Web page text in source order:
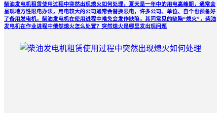
柴油发电机租赁使用过程中突然出现熄火如何处理，夏天是一年中的用电高峰期，通常会
呈现地方性限电办法，用电较大的公司通常会替换限电，许多公司、单位、自个也预备好
了备用发电机，柴油发电机在使用进程中难免会发作缺陷，其间常见的缺陷“熄火”，柴油
发电机在作业进程中俄然熄火怎么处置？突然熄火是哪里发出现问题